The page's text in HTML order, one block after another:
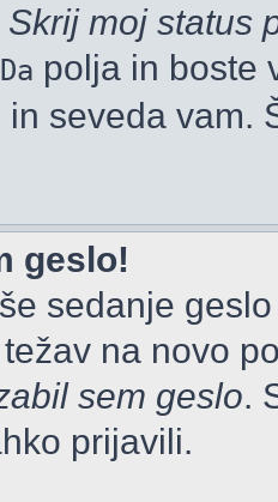
Skrij moj status
Da polja in boste
seveda vam.
geslo!
sedanje
na novo
sem geslo.
prijavili.